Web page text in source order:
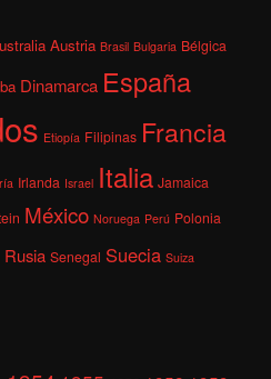
Austria Brasil Bulgaria Bélgica
Dinamarca España
Etiopía Filipinas Francia
Irlanda Israel Italia Jamaica
México Noruega Perú Polonia
Rusia Senegal Suecia Suiza